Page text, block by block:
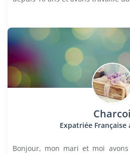
Charcoi
Expatriée Française
Bonjour, mon mari et moi